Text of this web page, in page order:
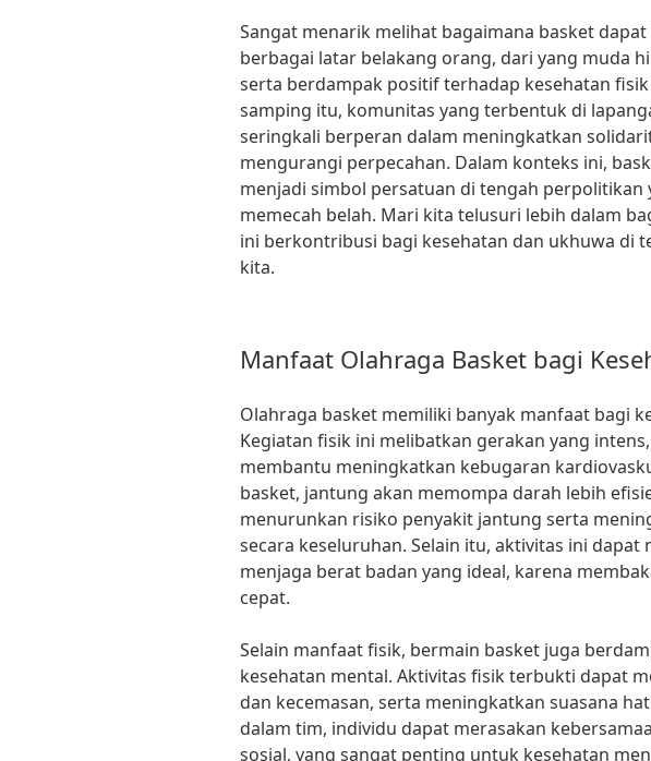
Sangat menarik melihat bagaimana basket
berbagai latar belakang orang, dari yang muda
serta berdampak positif terhadap kesehatan
samping itu, komunitas yang terbentuk di
seringkali berperan dalam meningkatkan
mengurangi perpecahan. Dalam konteks ini,
menjadi simbol persatuan di tengah perpolitikan
memecah belah. Mari kita telusuri lebih dalam
ini berkontribusi bagi kesehatan dan ukhuwa di
kita.
Manfaat Olahraga Basket bagi
Olahraga basket memiliki banyak manfaat bagi
Kegiatan fisik ini melibatkan gerakan yang
membantu meningkatkan kebugaran
basket, jantung akan memompa darah lebih
menurunkan risiko penyakit jantung serta
secara keseluruhan. Selain itu, aktivitas ini dapat
menjaga berat badan yang ideal, karena
cepat.
Selain manfaat fisik, bermain basket juga
kesehatan mental. Aktivitas fisik terbukti dapat
dan kecemasan, serta meningkatkan suasana
dalam tim, individu dapat merasakan
sosial, yang sangat penting untuk kesehatan